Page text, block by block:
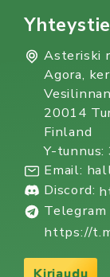
Asteriski
Agora,
20014
Finland
Y-
Email:
Discord:
Telegram
https://